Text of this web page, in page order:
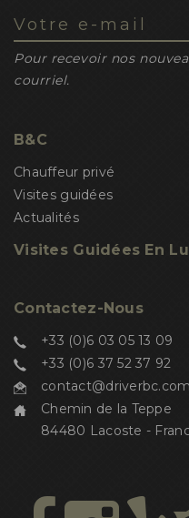
Pour recevoir nos
courriel.
B&C
Chauffeur privé
Visites guidées
Actualités
Visites Guidées En
Contactez-Nous
+33 (0)6 03 05 13 09
+33 (0)6 37 52 37 92
contact@driverbc.com
Chemin de la Teppe
84480 Lacoste -
les Cookies !